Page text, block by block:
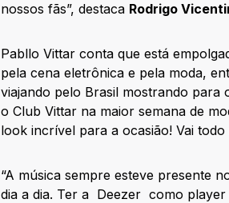
nossos fãs”, destaca Rodrigo
Pabllo Vittar conta que está
pela cena eletrônica e pela moda,
viajando pelo Brasil mostrando
o Club Vittar na maior semana de
look incrível para a ocasião! Vai
“A música sempre esteve presente
dia a dia. Ter a Deezer como